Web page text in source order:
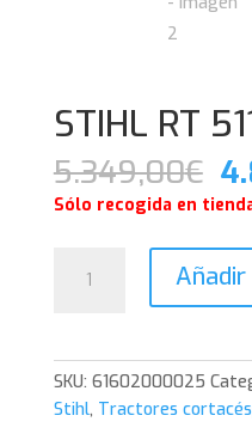
STIHL RT
5.349,00€ El
Sólo recogida en
cantidad
SKU: 61602000025
Stihl, Tractores